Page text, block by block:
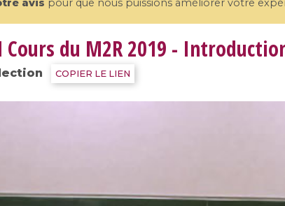
avis pour que nous puissions améliorer votre
5 videos
Cours du M2R 2019 -
COPIER LE LIEN